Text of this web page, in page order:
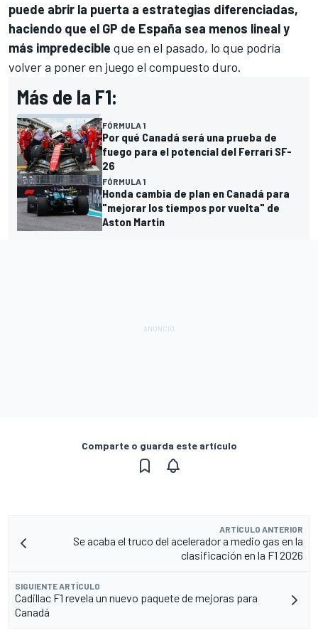
puede abrir la puerta a estrategias diferenciadas,
haciendo que el GP de España sea menos lineal y
más impredecible que en el pasado, lo que podría
volver a poner en juego el compuesto duro.
Más de la F1:
FÓRMULA 1
Por qué Canadá será una prueba de
fuego para el potencial del Ferrari SF-
26
FÓRMULA 1
Honda cambia de plan en Canadá para
"mejorar los tiempos por vuelta" de
Aston Martin
Comparte o guarda este artículo
ARTÍCULO ANTERIOR
Se acaba el truco del acelerador a medio gas en la
clasificación en la F1 2026
SIGUIENTE ARTÍCULO
Cadillac F1 revela un nuevo paquete de mejoras para
Canadá